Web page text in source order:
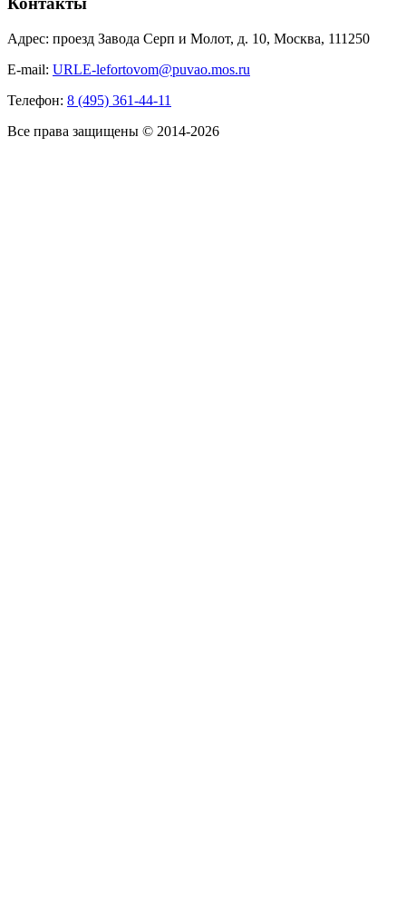
Адрес: проезд Завода Серп и Молот, д. 10, Москва, 111250
E-mail: URLE-lefortovom@puvao.mos.ru
Телефон: 8 (495) 361-44-11
Все права защищены © 2014-2026